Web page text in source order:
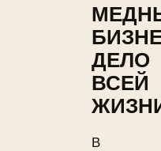
ДЕЛО
ВСЕЙ
В